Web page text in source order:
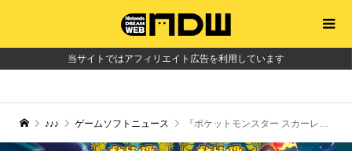
当サイトではアフィリエイト広告を利用しています
♪♪♪ ゲームソフトニュース 『ポケットモンスター スカーレット・バイオレット』ランクバトル2023年2月シーズン（シーズン3）が開催中！